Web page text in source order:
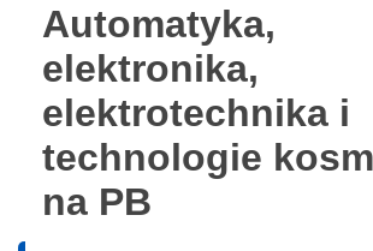
Automatyka,
elektronika,
elektrotechnika i
technologie
na PB